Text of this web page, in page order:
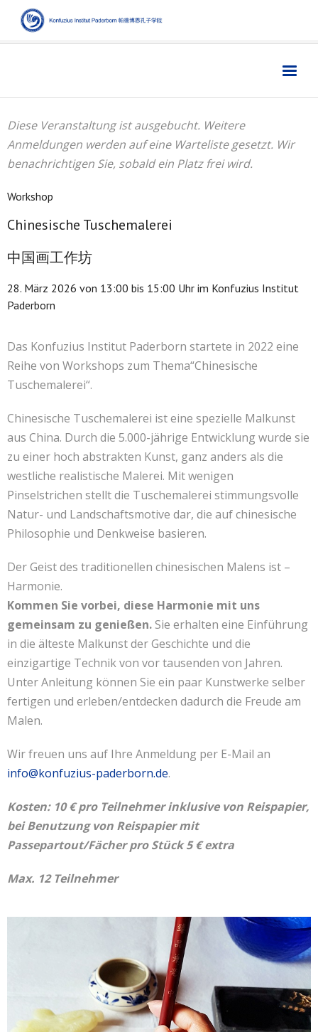
Institut
Aktuelles新闻
Sprache
Kultur文化
Digitales 数字媒体
Links链接
Diese Veranstaltung ist ausgebucht. Weitere
Anmeldungen werden auf eine Warteliste gesetzt. Wir
benachrichtigen Sie, sobald ein Platz frei wird.
Workshop
Chinesische Tuschemalerei
中国画工作坊
28. März 2026 von 13:00 bis 15:00 Uhr im Konfuzius Institut
Paderborn
Das Konfuzius Institut Paderborn startete in 2022 eine
Reihe von Workshops zum Thema“Chinesische
Tuschemalerei“.
Chinesische Tuschemalerei ist eine spezielle Malkunst
aus China. Durch die 5.000-jährige Entwicklung wurde sie
zu einer hoch abstrakten Kunst, ganz anders als die
westliche realistische Malerei. Mit wenigen
Pinselstrichen stellt die Tuschemalerei stimmungsvolle
Natur- und Landschaftsmotive dar, die auf chinesische
Philosophie und Denkweise basieren.
Der Geist des traditionellen chinesischen Malens ist –
Harmonie.
Kommen Sie vorbei, diese Harmonie mit uns
gemeinsam zu genießen. Sie erhalten eine Einführung
in die älteste Malkunst der Geschichte und die
einzigartige Technik von vor tausenden von Jahren.
Unter Anleitung können Sie ein paar Kunstwerke selber
fertigen und erleben/entdecken dadurch die Freude am
Malen.
Wir freuen uns auf Ihre Anmeldung per E-Mail an
info@konfuzius-paderborn.de.
Kosten: 10 € pro Teilnehmer inklusive von Reispapier,
bei Benutzung von Reispapier mit
Passepartout/Fächer pro Stück 5 € extra
Max. 12 Teilnehmer